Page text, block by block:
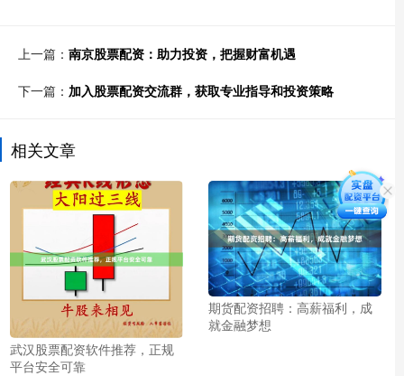
上一篇： 南京股票配资：助力投资，把握财富机遇
下一篇： 加入股票配资交流群，获取专业指导和投资策略
相关文章
武汉股票配资软件推荐，正规
平台安全可靠
期货配资招聘：高薪福利，成
就金融梦想